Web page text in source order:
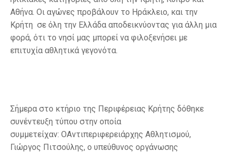
Αθήνα. Οι αγώνες προβάλουν το Ηράκλειο, και την
Κρήτη σε όλη την Ελλάδα αποδεικνύοντας για άλλη μια
φορά, ότι το νησί μας μπορεί να φιλοξενήσει με
επιτυχία αθλητικά γεγονότα.
Σήμερα στο κτήριο της Περιφέρειας Κρήτης δόθηκε
συνέντευξη τύπου στην οποία
συμμετείχαν: OΑντιπεριφερειάρχης Αθλητισμού,
Γιώργος Πιτσούλης, ο υπεύθυνος οργάνωσης